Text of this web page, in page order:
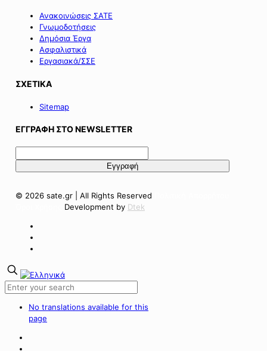
Ανακοινώσεις ΣΑΤΕ
Γνωμοδοτήσεις
Δημόσια Έργα
Ασφαλιστικά
Εργασιακά/ΣΣΕ
ΣΧΕΤΙΚΑ
Sitemap
ΕΓΓΡΑΦΗ ΣΤΟ NEWSLETTER
© 2026 sate.gr | All Rights Reserved
Development by Dtek
No translations available for this
page